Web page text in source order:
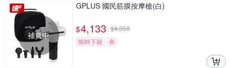
補貨中
GPLUS 國民筋膜按摩槍(白)
$4,133 $4,350
限時下殺
券